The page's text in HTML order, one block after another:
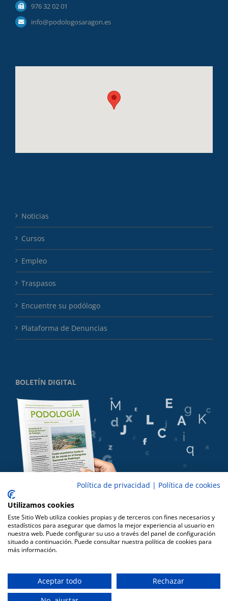
976 32 02 01
info@podologosaragon.es
Noticias
Cursos
Empleo
Traspasos
Encuentre su podólogo
Plataforma de Denuncias
BOLETÍN DIGITAL
|Privacidad|Diseño ZILON
Política de privacidad | Política de cookies
Utilizamos cookies
Este Sitio Web utiliza cookies propias y de terceros con fines necesarios y
estadísticos para asegurar que damos la mejor experiencia al usuario en
nuestra web. Puede configurar su uso a través del panel de configuración
situado a continuación. Puede consultar nuestra política de cookies para
más información.
Aceptar todo
Rechazar